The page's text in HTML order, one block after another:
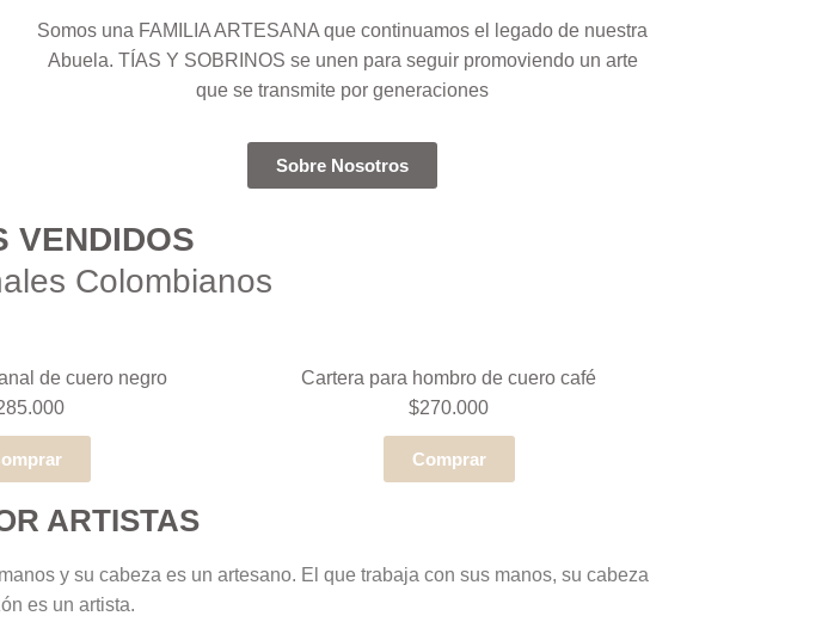
Somos una FAMILIA ARTESANA que continuamos el legado de nuestra
Abuela. TÍAS Y SOBRINOS se unen para seguir promoviendo un arte
que se transmite por generaciones
Sobre Nosotros
VENDIDOS
Colombianos
de cuero negro
Cartera para hombro de cuero café
$270.000
Comprar
ARTISTAS
y su cabeza es un artesano. El que trabaja con sus manos, su cabeza
es un artista.